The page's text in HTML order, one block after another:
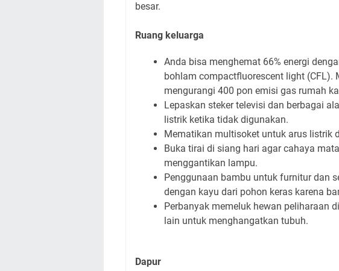
besar.
Ruang keluarga
Anda bisa menghemat 66% energi
bohlam compactfluorescent light (CFL).
mengurangi 400 pon emisi gas rumah
Lepaskan steker televisi dan berbagai
listrik ketika tidak digunakan.
Mematikan multisoket untuk arus listrik
Buka tirai di siang hari agar cahaya
menggantikan lampu.
Penggunaan bambu untuk furnitur dan
dengan kayu dari pohon keras karena
Perbanyak memeluk hewan peliharaan
lain untuk menghangatkan tubuh.
Dapur